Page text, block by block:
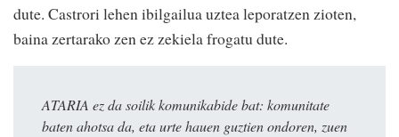
dute. Castrori lehen ibilgailua uztea leporatzen zioten,
baina zertarako zen ez zekiela frogatu dute.
ATARIA ez da soilik komunikabide bat: komunitate
baten ahotsa da, eta urte hauen guztien ondoren, zuen